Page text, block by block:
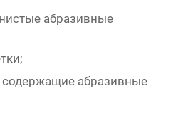
абразивные
содержащие абразивные